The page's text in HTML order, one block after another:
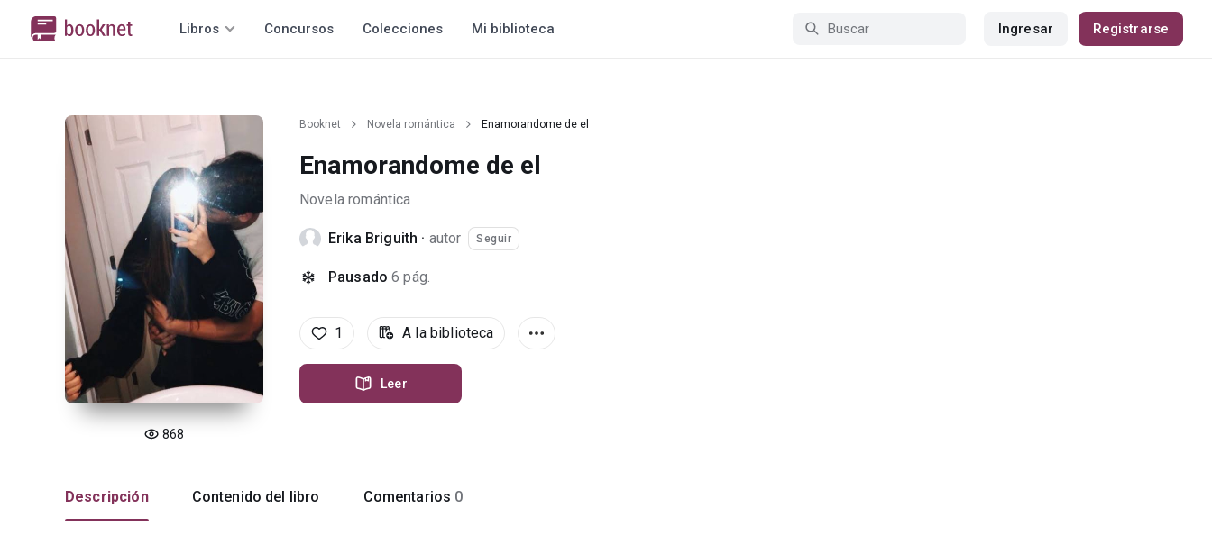
Libros Concursos Colecciones Mi biblioteca Ingresar Registrarse
868
Booknet Novela romántica Enamorandome de el
Enamorandome de el
Novela romántica
Erika Briguith · autor Seguir
Pausado 6 pág.
1 A la biblioteca
Leer
Descripción Contenido del libro Comentarios 0